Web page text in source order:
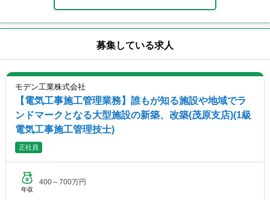
募集している求人
モデン工業株式会社
【電気工事施工管理業務】誰もが知る施設や地域でラ
ンドマークとなる大型施設の新築、改築(茂原支店)(1級
電気工事施工管理技士)
正社員
年収
400～700万円